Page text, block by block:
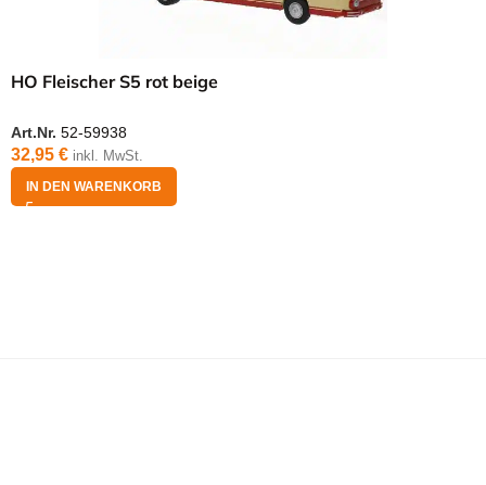
HO Fleischer S5 rot beige
Art.Nr. 52-59938
32,95 € inkl. MwSt.
IN DEN WARENKORB